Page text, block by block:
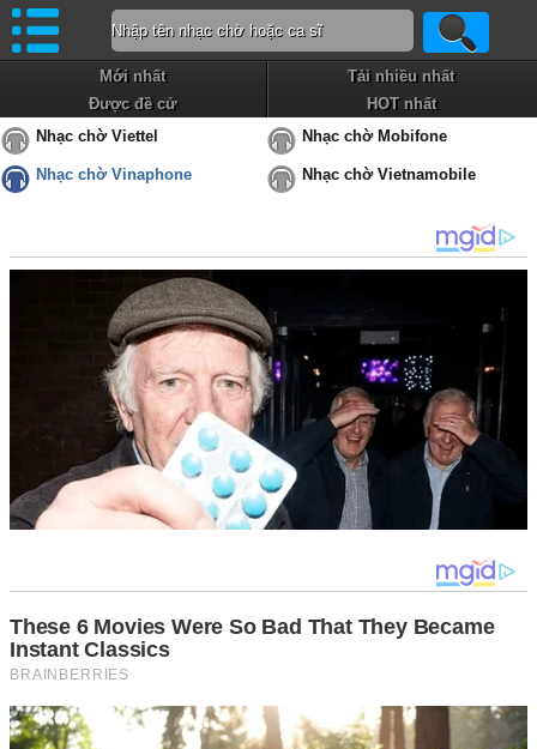
Mới nhất
Tải nhiều nhất
Được đề cử
HOT nhất
Nhạc chờ Viettel
Nhạc chờ Mobifone
Nhạc chờ Vinaphone Nhạc chờ Vietnamobile